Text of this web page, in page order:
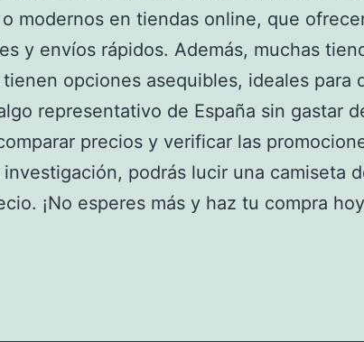
modernos en tiendas online, que
y envíos rápidos. Además, muchas
opciones asequibles, ideales para
representativo de España sin gastar
precios y verificar las
podrás lucir una camiseta
¡No esperes más y haz tu compra